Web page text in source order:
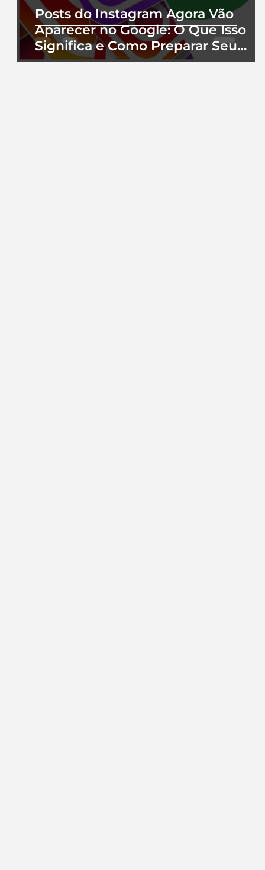
Posts do Instagram Agora Vão
Aparecer no Google: O Que Isso
Significa e Como Preparar Seu
Perfil